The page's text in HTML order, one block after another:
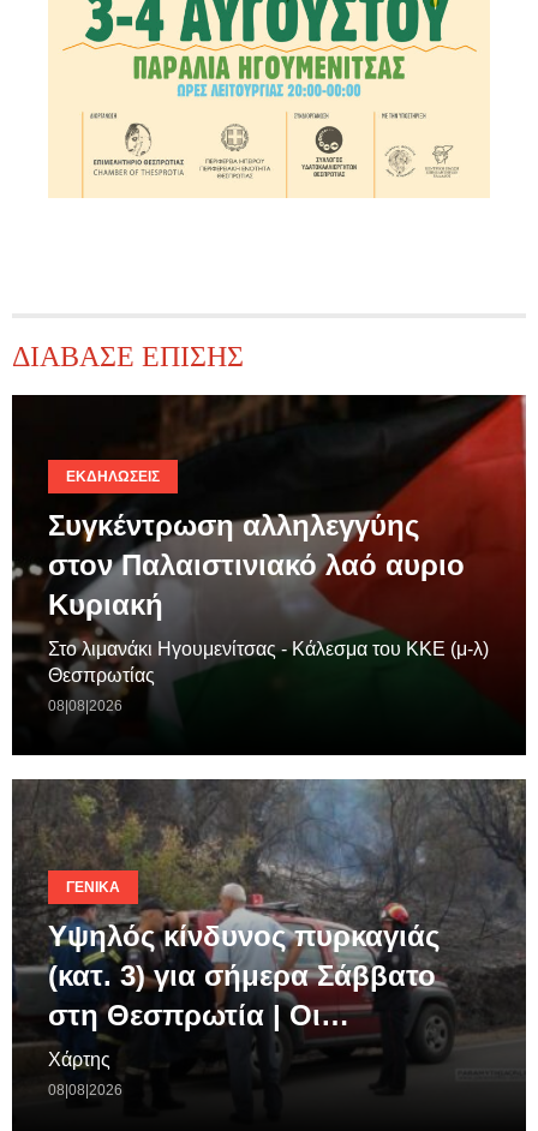
ΔΙΑΒΑΣΕ ΕΠΙΣΗΣ
ΕΚΔΗΛΏΣΕΙΣ
Συγκέντρωση αλληλεγγύης
στον Παλαιστινιακό λαό αυριο
Κυριακή
Στο λιμανάκι Ηγουμενίτσας - Κάλεσμα του ΚΚΕ (μ-λ)
Θεσπρωτίας
08|08|2026
ΓΕΝΙΚΆ
Υψηλός κίνδυνος πυρκαγιάς
(κατ. 3) για σήμερα Σάββατο
στη Θεσπρωτία | Οι…
Χάρτης
08|08|2026